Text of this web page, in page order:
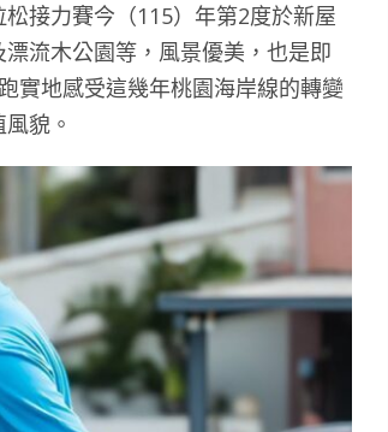
接力賽今（115）年第2度於新屋
流木公園等，風景優美，也是即
實地感受這幾年桃園海岸線的轉變
貌。